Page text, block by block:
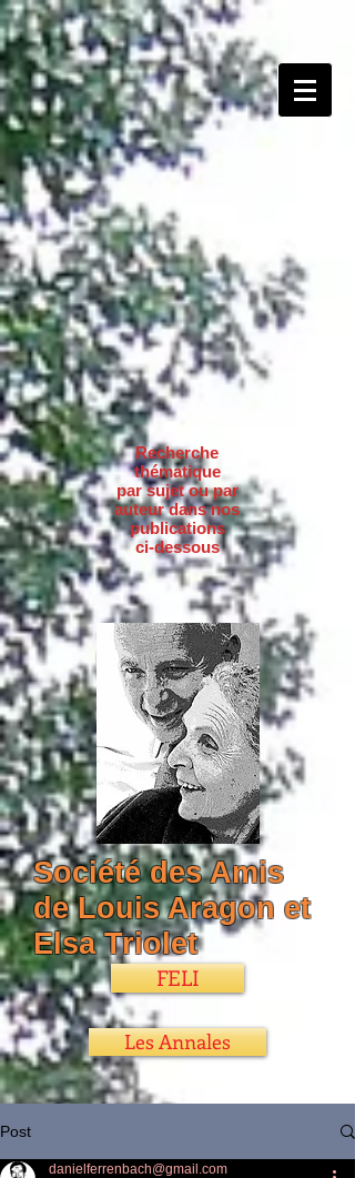
Recherche
thématique
par sujet ou par
auteur dans nos
publications
ci-dessous
Société des Amis
de Louis Aragon et
Elsa Triolet
FELI
Les Annales
Post
danielferrenbach@gmail.com